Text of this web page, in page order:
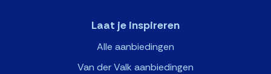
Laat je inspireren
Alle aanbiedingen
Van der Valk aanbiedingen